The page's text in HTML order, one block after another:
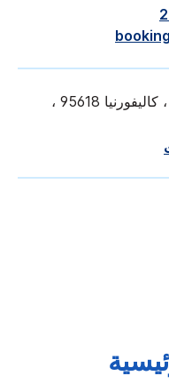
1640 ريسيرتش بارك درايف ديفيس ، كاليفورنيا 95618 ،